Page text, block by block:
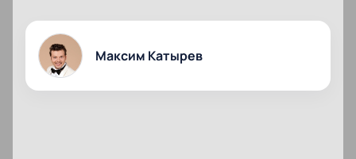
Максим Катырев